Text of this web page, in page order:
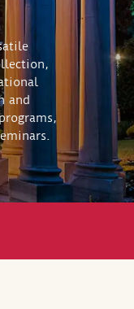
and